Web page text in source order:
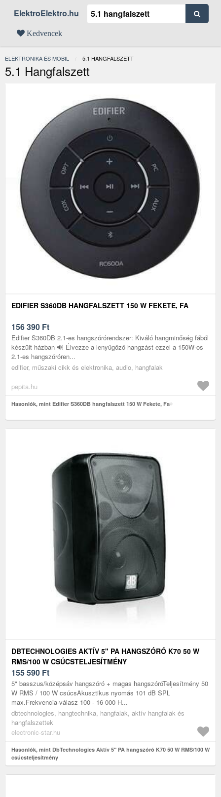
ElektroElektro.hu
Kedvencek
ELEKTRONIKA ÉS MOBIL JELENLEGI:
5.1 HANGFALSZETT
5.1 Hangfalszett
EDIFIER S360DB HANGFALSZETT 150 W FEKETE, FA
156 390 Ft
Edifier S360DB 2.1-es hangszórórendszer: Kiváló hangminőség fából
készült házban 🔊 Élvezze a lenyűgöző hangzást ezzel a 150W-os
2.1-es hangszóróren...
edifier, műszaki cikk és elektronika, audio, hangfalak
pepita.hu
Hasonlók, mint Edifier S360DB hangfalszett 150 W Fekete, Fa
DBTECHNOLOGIES AKTÍV 5" PA HANGSZÓRÓ K70 50 W
RMS/100 W CSÚCSTELJESÍTMÉNY
155 590 Ft
5" basszus/középsáv hangszóró + magas hangszóróTeljesítmény 50
W RMS / 100 W csúcsAkusztikus nyomás 101 dB SPL
max.Frekvencia-válasz 100 - 16 000 H...
dbtechnologies, hangtechnika, hangfalak, aktív hangfalak és
hangfalszettek
electronic-star.hu
Hasonlók, mint DbTechnologies Aktív 5" PA hangszóró K70 50 W RMS/100 W
csúcsteljesítmény